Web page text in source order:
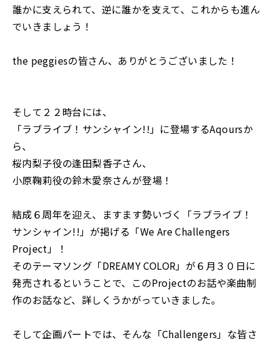
誰かに支えられて、逆に誰かを支えて、これからも進ん
でいきましょう！
the peggiesの皆さん、ありがとうございました！
そして２２時台には、
「ラブライブ！サンシャイン!!」に登場するAqoursか
ら、
桜内梨子役の逢田梨香子さん、
小原鞠莉役の鈴木愛奈さんが登場！
結成６周年を迎え、ますます勢いづく「ラブライブ！
サンシャイン!!」が掲げる「We Are Challengers
Project」！
そのテーマソング「DREAMY COLOR」が６月３０日に
発売されるということで、このProjectのお話や楽曲制
作のお話など、詳しくうかがっていきました。
そして企画パートでは、そんな「Challengers」な皆さ